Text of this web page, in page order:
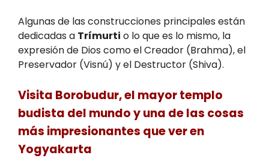
Algunas de las construcciones principales están
dedicadas a Trímurti o lo que es lo mismo, la
expresión de Dios como el Creador (Brahma), el
Preservador (Visnú) y el Destructor (Shiva).
Visita Borobudur, el mayor templo
budista del mundo y una de las cosas
más impresionantes que ver en
Yogyakarta